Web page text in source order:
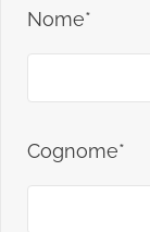
Nome*
Cognome*